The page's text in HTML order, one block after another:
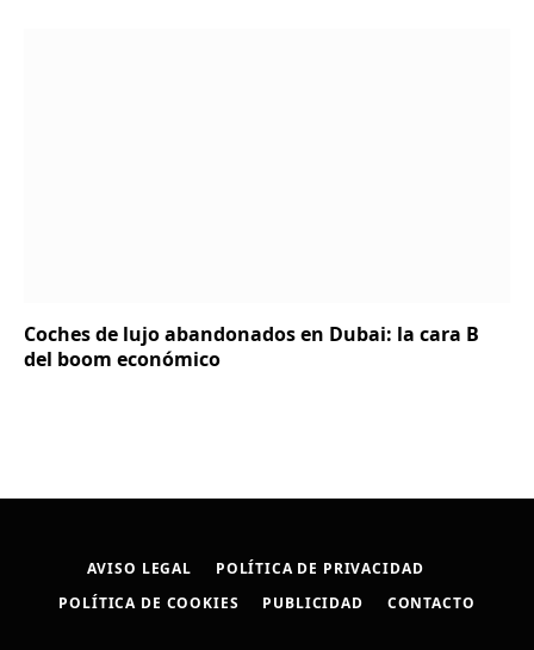
Coches de lujo abandonados en Dubai: la cara B
del boom económico
AVISO LEGAL
POLÍTICA DE PRIVACIDAD
POLÍTICA DE COOKIES
PUBLICIDAD CONTACTO